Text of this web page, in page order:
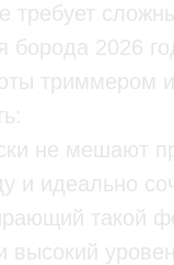
требует
2026
триммером
не мешают
и идеально
такой
высокий